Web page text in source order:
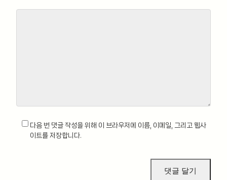
다음 번 댓글 작성을 위해 이 브라우저에 이름, 이메일, 그리고 웹사
이트를 저장합니다.